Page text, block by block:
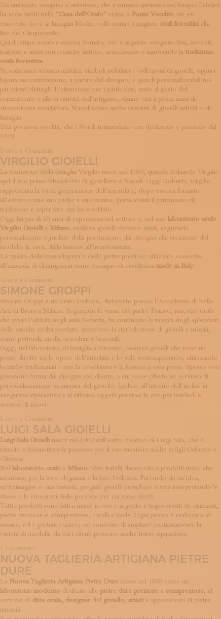
Un ambiente semplice e autentico, che è rimasto invariato nel tempo: l’atelier
ha sede infatti nella “Casa dell’Orafo” vicino a Ponte Vecchio, un ex
convento dove la famiglia Medici volle riunire i migliori orafi fiorentini alla
fine del Cinquecento.
Qui il tempo sembra essersi fermato: oro e argento vengono fusi, lavorati,
traforati e incisi con tecniche antiche, arricchendo e innovando la tradizione
orafa fiorentina.
Si realizzano stemmi araldici, simboli nobiliari e collezioni di gioielli, oppure
bijoux su commissione, a partire dal disegno, e quindi personalizzabili nei
più minuti dettagli. L’attenzione per i particolari, unita al gusto del
committente e alla creatività dell’artigiano, danno vita a pezzi unici di
straordinaria manifattura. Si realizzano anche restauri di gioielli antichi o di
famiglia.
Una preziosa eredità, che i Nerdi tramandano con dedizione e passione dal
1948.
Leave a Comment
Nerdi
VIRGILIO GIOIELLI
La tradizione della famiglia Virgilio nasce nel 1930, quando Eduardo Virgilio
aprì il suo primo laboratorio di gioielleria a Napoli. Oggi Roberto Virgilio
rappresenta la terza generazione dell’azienda e, dopo essersi formato
all’estero come suo padre e suo nonno, porta avanti il patrimonio di
tradizione e saper fare che ha ereditato.
Oggi ha più di 30 anni di esperienza nel settore e, nel suo laboratorio orafo
Virgilio Gioielli a Milano, realizza gioielli davvero unici, seguendo
personalmente ogni fase della produzione: dal disegno alla creazione del
modello in cera, dalla fusione all’incastonatura.
La qualità della manodopera e delle pietre preziose utilizzate consente
all’azienda di distinguersi come esempio di eccellenza made in Italy.
Leave a Comment
Virgilio
Gioielli
SIMONE GROPPI
Simone Groppi è un orafo scultore, diplomato presso l’Accademia di Belle
Arti di Brera a Milano. Seguendo le orme del padre Franco, maestro orafo
che avviò l’attività negli anni Settanta, ha continuato la ricerca degli splendori
delle antiche civiltà perdute, attraverso la riproduzione di gioielli e monili,
come pettorali, anelli, orecchini e bracciali.
Oggi, nel laboratorio di famiglia a Saronno, realizza gioielli che sono un
ponte diretto tra le opere dell’antichità e lo stile contemporaneo, utilizzando
tecniche tradizionali come la cesellatura e la fusione a cera persa. Spesso essi
prendono forma dal disegno del cliente, a cui viene offerto un servizio di
personalizzazione su misura del gioiello. Inoltre, all’interno dell’atelier si
eseguono riparazioni e si ritirano oggetti preziosi in oro per fonderli e
crearne di nuovi.
Leave a Comment
Simone
LUIGI SALA GIOIELLI
Luigi Sala Gioielli nasce nel 1960 dall’estro creativo di Luigi Sala, che è
riuscito a trasmettere la passione per il suo mestiere anche ai figli Gabriele e
Olivetta.
Nel laboratorio orafo a Milano i due fratelli danno vita a prodotti unici, che
incantano per la loro eleganza e la loro bellezza. Partendo da un’idea,
un’immagine o una fantasia, pregiati gioielli prendono forma interpretando le
storie e le emozioni delle persone per cui sono creati.
Tutti i prodotti sono fatti a mano in oro e argento e impreziositi da diamanti,
pietre preziose e semipreziose, coralli e perle. Ogni pezzo è realizzato su
misura, ed è pertanto unico; ciò consente di ampliare continuamente la
varietà di modelli, da cui i clienti possono anche trarre ispirazione.
1 commento
Luigi
NUOVA TAGLIERIA ARTIGIANA PIETRE
DURE
La Nuova Taglieria Artigiana Pietre Dure nasce nel 1963 come un
laboratorio moderno dedicato alle pietre dure preziose e semipreziose, al
servizio di ditte orafe, designer del gioiello, artisti e appassionati di pietre
naturali.